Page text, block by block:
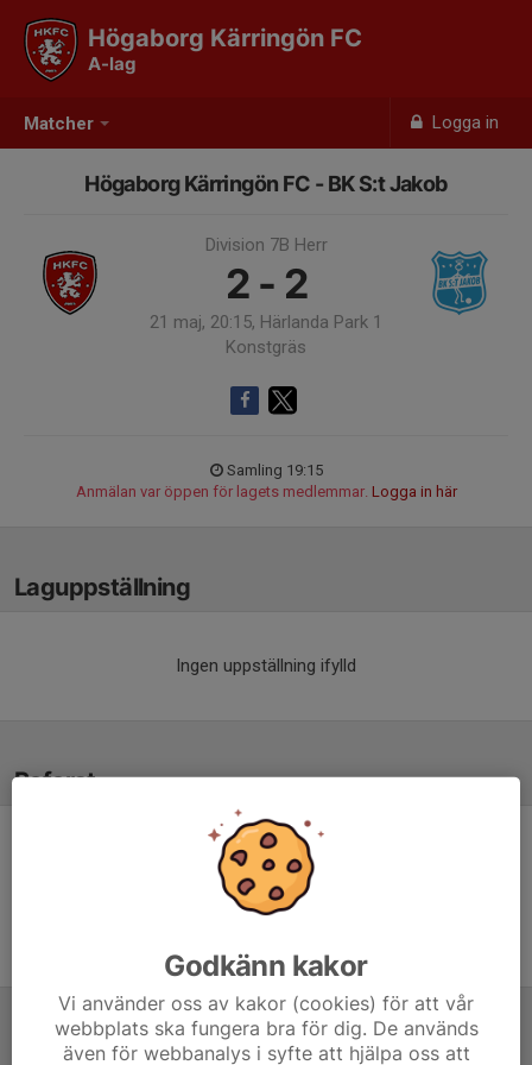
Matcher Logga in
Högaborg Kärringön FC
A-lag
Högaborg Kärringön FC - BK S:t Jakob
Division 7B Herr
2 - 2
21 maj, 20:15, Härlanda Park 1
Konstgräs
Samling 19:15
Anmälan var öppen för lagets medlemmar. Logga in här
Laguppställning
Ingen uppställning ifylld
Referat
Inget referat skrivet
Tabell
Godkänn kakor
Vi använder oss av kakor (cookies) för att vår
webbplats ska fungera bra för dig. De används
även för webbanalys i syfte att hjälpa oss att